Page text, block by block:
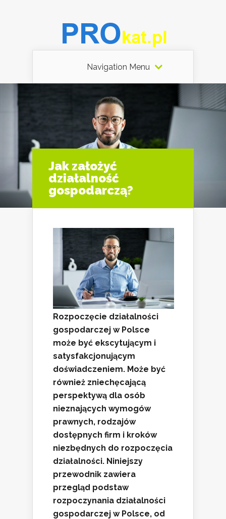
Navigation Menu
Jak założyć
działalność
gospodarczą?
Rozpoczęcie działalności
gospodarczej w Polsce
może być ekscytującym i
satysfakcjonującym
doświadczeniem. Może być
również zniechęcającą
perspektywą dla osób
nieznających wymogów
prawnych, rodzajów
dostępnych firm i kroków
niezbędnych do rozpoczęcia
działalności. Niniejszy
przewodnik zawiera
przegląd podstaw
rozpoczynania działalności
gospodarczej w Polsce, od